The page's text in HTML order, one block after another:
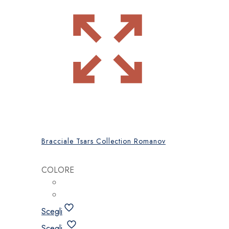
Bracciale Tsars Collection Romanov
COLORE
Scegli
Questo